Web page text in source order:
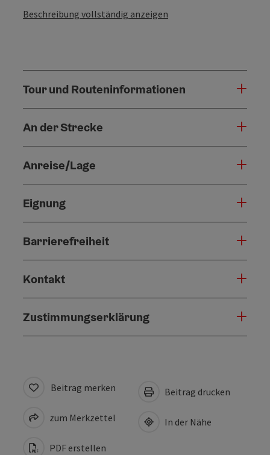
Beschreibung vollständig anzeigen
Tour und Routeninformationen
An der Strecke
Anreise/Lage
Eignung
Barrierefreiheit
Kontakt
Zustimmungserklärung
Beitrag merken
zum Merkzettel
PDF erstellen
Beitrag drucken
In der Nähe